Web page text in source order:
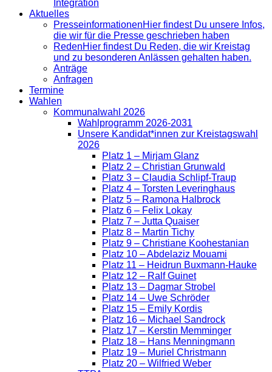
Integration
Aktuelles
Presse­informationenHier findest Du unsere Infos,
die wir für die Presse geschrieben haben
RedenHier findest Du Reden, die wir Kreistag
und zu besonderen Anlässen gehalten haben.
Anträge
Anfragen
Termine
Wahlen
Kommunalwahl 2026
Wahlprogramm 2026-2031
Unsere Kandidat*innen zur Kreistagswahl
2026
Platz 1 – Mirjam Glanz
Platz 2 – Christian Grunwald
Platz 3 – Claudia Schlipf-Traup
Platz 4 – Torsten Leveringhaus
Platz 5 – Ramona Halbrock
Platz 6 – Felix Lokay
Platz 7 – Jutta Quaiser
Platz 8 – Martin Tichy
Platz 9 – Christiane Koohestanian
Platz 10 – Abdelaziz Mouami
Platz 11 – Heidrun Buxmann-Hauke
Platz 12 – Ralf Guinet
Platz 13 – Dagmar Strobel
Platz 14 – Uwe Schröder
Platz 15 – Emily Kordis
Platz 16 – Michael Sandrock
Platz 17 – Kerstin Memminger
Platz 18 – Hans Menningmann
Platz 19 – Muriel Christmann
Platz 20 – Wilfried Weber